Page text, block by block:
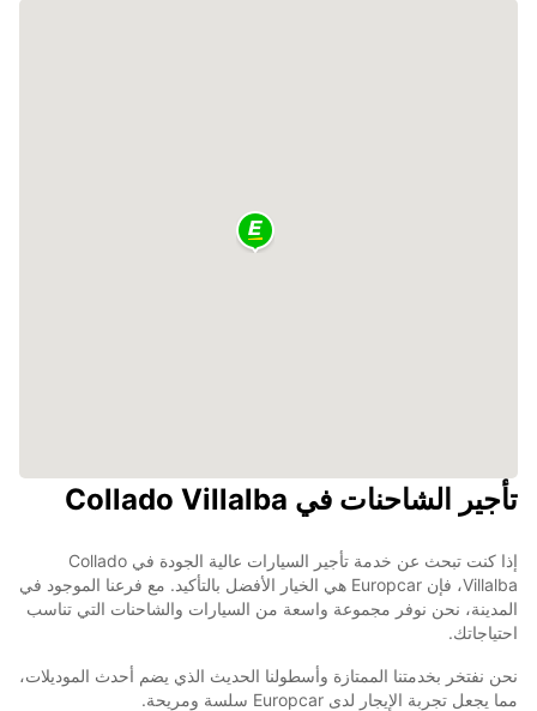
تأجير الشاحنات في Collado Villalba
إذا كنت تبحث عن خدمة تأجير السيارات عالية الجودة في Collado
Villalba، فإن Europcar هي الخيار الأفضل بالتأكيد. مع فرعنا الموجود في
المدينة، نحن نوفر مجموعة واسعة من السيارات والشاحنات التي تناسب
احتياجاتك.
نحن نفتخر بخدمتنا الممتازة وأسطولنا الحديث الذي يضم أحدث الموديلات،
مما يجعل تجربة الإيجار لدى Europcar سلسة ومريحة.